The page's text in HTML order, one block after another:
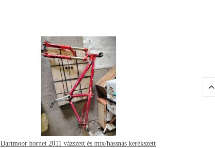
Dartmoor hornet 2011 vázszett és mtx/hassnas kerékszett